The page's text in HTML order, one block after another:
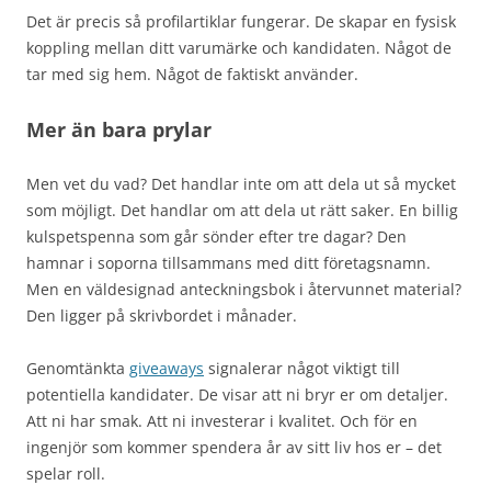
Det är precis så profilartiklar fungerar. De skapar en fysisk
koppling mellan ditt varumärke och kandidaten. Något de
tar med sig hem. Något de faktiskt använder.
Mer än bara prylar
Men vet du vad? Det handlar inte om att dela ut så mycket
som möjligt. Det handlar om att dela ut rätt saker. En billig
kulspetspenna som går sönder efter tre dagar? Den
hamnar i soporna tillsammans med ditt företagsnamn.
Men en väldesignad anteckningsbok i återvunnet material?
Den ligger på skrivbordet i månader.
Genomtänkta giveaways signalerar något viktigt till
potentiella kandidater. De visar att ni bryr er om detaljer.
Att ni har smak. Att ni investerar i kvalitet. Och för en
ingenjör som kommer spendera år av sitt liv hos er – det
spelar roll.